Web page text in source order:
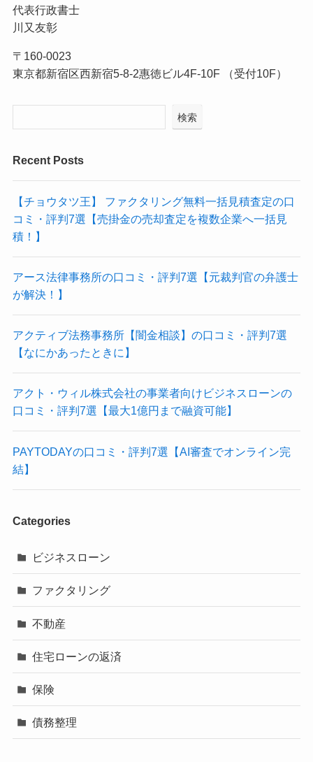
代表行政書士
川又友彰
〒160-0023
東京都新宿区西新宿5-8-2惠徳ビル4F-10F （受付10F）
検索
Recent Posts
【チョウタツ王】 ファクタリング無料一括見積査定の口
コミ・評判7選【売掛金の売却査定を複数企業へ一括見
積！】
アース法律事務所の口コミ・評判7選【元裁判官の弁護士
が解決！】
アクティブ法務事務所【闇金相談】の口コミ・評判7選
【なにかあったときに】
アクト・ウィル株式会社の事業者向けビジネスローンの
口コミ・評判7選【最大1億円まで融資可能】
PAYTODAYの口コミ・評判7選【AI審査でオンライン完
結】
Categories
ビジネスローン
ファクタリング
不動産
住宅ローンの返済
保険
債務整理